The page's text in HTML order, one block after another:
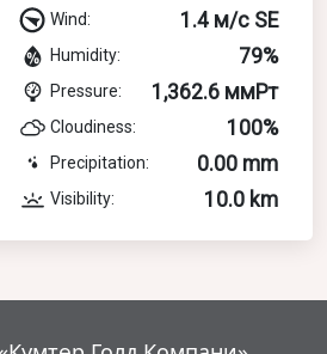
Wind: 1.4 м/с SE
Humidity: 79%
Pressure: 1,362.6 ммРт
Cloudiness: 100%
Precipitation: 0.00 mm
Visibility: 10.0 km